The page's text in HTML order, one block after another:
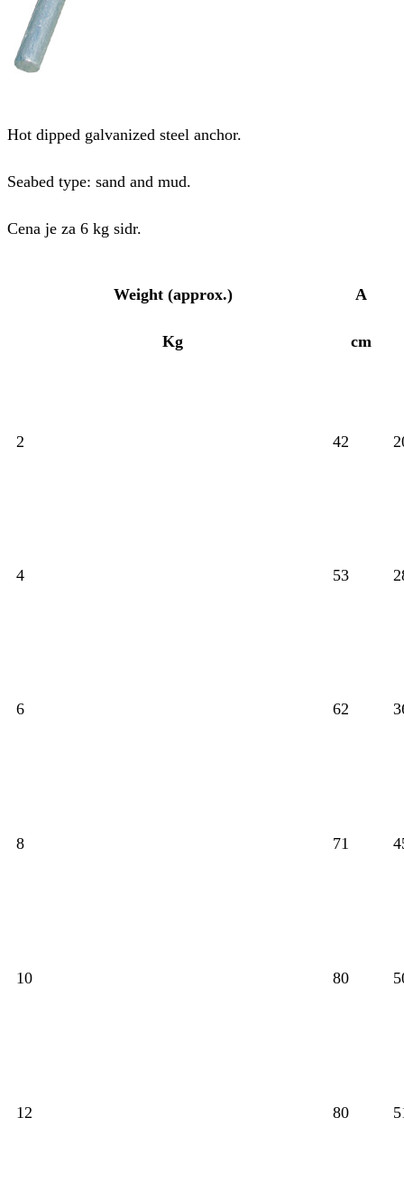
Hot dipped galvanized steel anchor.
Seabed type: sand and mud.
Cena je za 6 kg sidr.
Weight (approx.)
Kg
A
cm
2 42
4 53
6 62
8 71
10 80
12 80